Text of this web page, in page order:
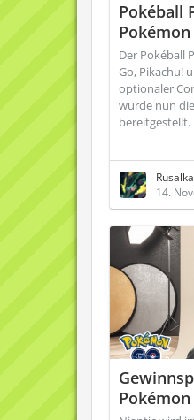
Pokéball
Der Pokéball
Go, Pikachu!
optionaler
wurde nun
bereitgestellt.
Rusalka
14.